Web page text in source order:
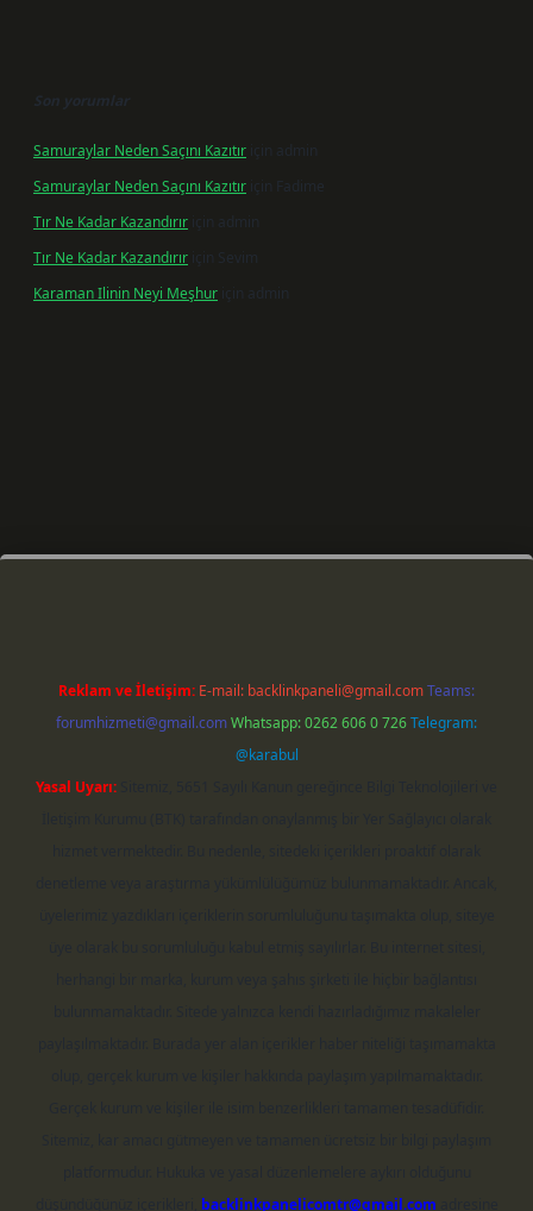
Son yorumlar
Samuraylar Neden Saçını Kazıtır için
admin
Samuraylar Neden Saçını Kazıtır için
Fadime
Tır Ne Kadar Kazandırır için
admin
Tır Ne Kadar Kazandırır için Sevim
Karaman Ilinin Neyi Meşhur için admin
Reklam ve İletişim: E-mail: backlinkpaneli@gmail.comTeams:
forumhizmeti@gmail.comWhatsapp: 0262 606 0 726Telegram:
@karabul
Yasal Uyarı:
backlinkpanelicomtr@gmail.com